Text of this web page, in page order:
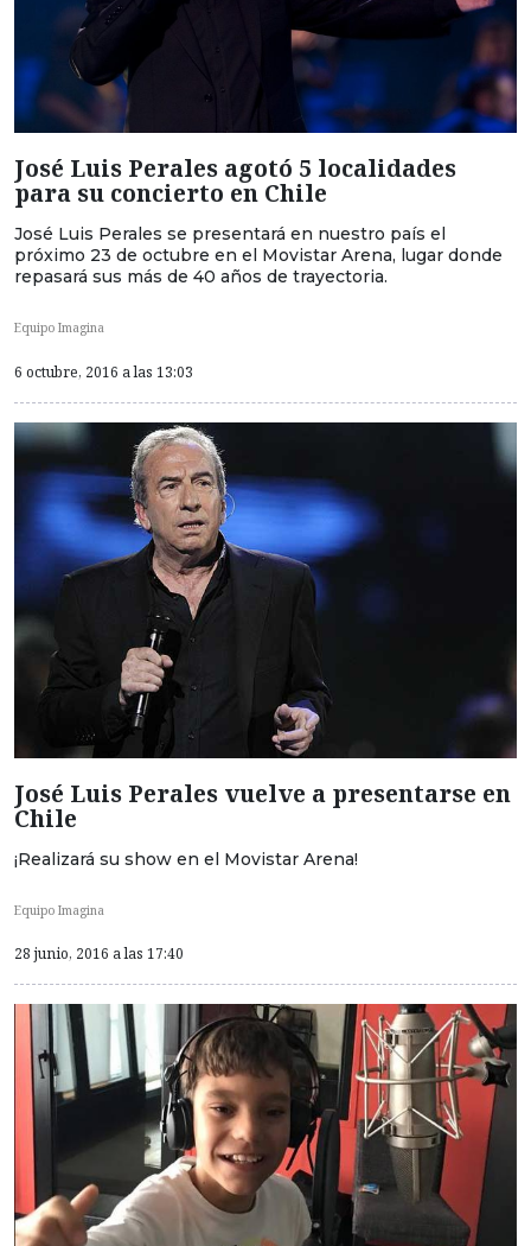
José Luis Perales agotó 5 localidades
para su concierto en Chile
José Luis Perales se presentará en nuestro país el
próximo 23 de octubre en el Movistar Arena, lugar donde
repasará sus más de 40 años de trayectoria.
Equipo Imagina
6 octubre, 2016 a las 13:03
José Luis Perales vuelve a presentarse en
Chile
¡Realizará su show en el Movistar Arena!
Equipo Imagina
28 junio, 2016 a las 17:40